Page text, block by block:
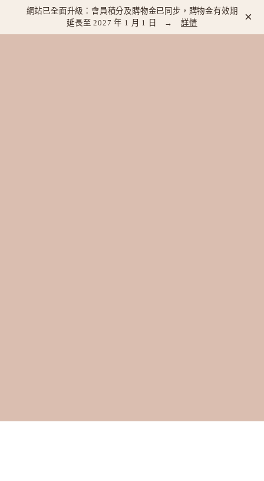
網站已全面升級：會員積分及購物金已同步，購物金有效期
延長至 2027 年 1 月 1 日 →詳情 ×